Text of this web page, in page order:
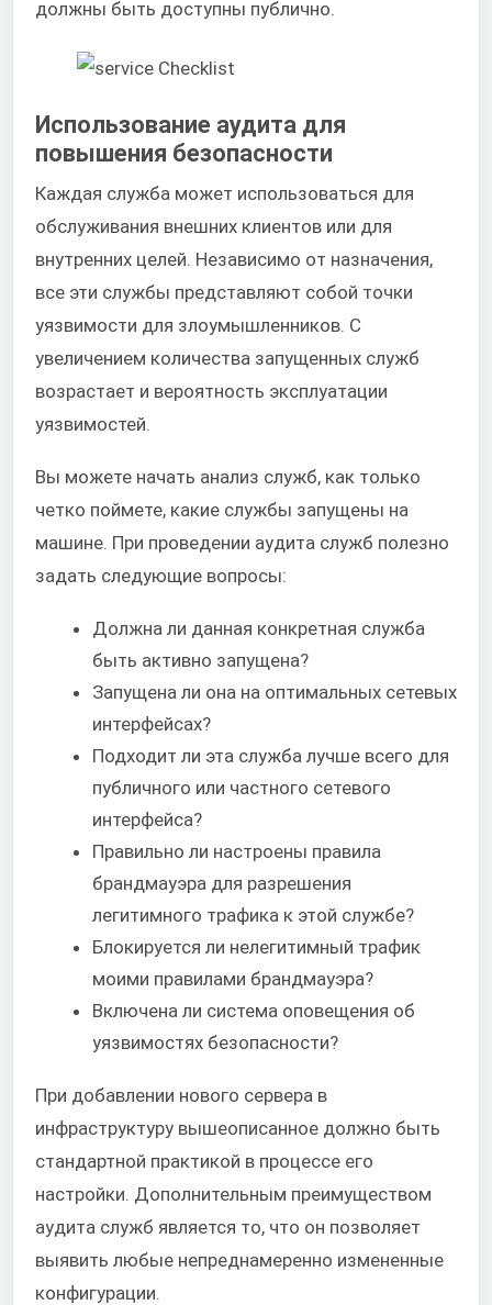
должны быть доступны публично.
Использование аудита для
повышения безопасности
Каждая служба может использоваться для
обслуживания внешних клиентов или для
внутренних целей. Независимо от назначения,
все эти службы представляют собой точки
уязвимости для злоумышленников. С
увеличением количества запущенных служб
возрастает и вероятность эксплуатации
уязвимостей.
Вы можете начать анализ служб, как только
четко поймете, какие службы запущены на
машине. При проведении аудита служб полезно
задать следующие вопросы:
Должна ли данная конкретная служба
быть активно запущена?
Запущена ли она на оптимальных сетевых
интерфейсах?
Подходит ли эта служба лучше всего для
публичного или частного сетевого
интерфейса?
Правильно ли настроены правила
брандмауэра для разрешения
легитимного трафика к этой службе?
Блокируется ли нелегитимный трафик
моими правилами брандмауэра?
Включена ли система оповещения об
уязвимостях безопасности?
При добавлении нового сервера в
инфраструктуру вышеописанное должно быть
стандартной практикой в процессе его
настройки. Дополнительным преимуществом
аудита служб является то, что он позволяет
выявить любые непреднамеренно измененные
конфигурации.